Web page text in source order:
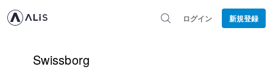
ログイン 新規登録
Swissborg